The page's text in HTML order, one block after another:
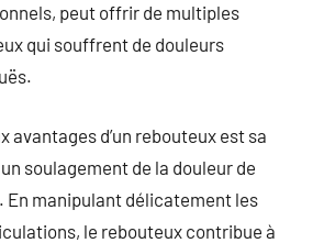
peut offrir de multiples
qui souffrent de douleurs
avantages d’un rebouteux est sa
soulagement de la douleur de
En manipulant délicatement les
le rebouteux contribue à